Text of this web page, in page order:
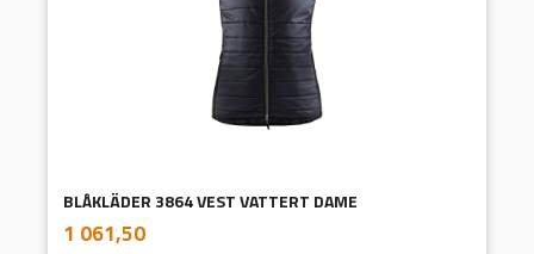
BLÅKLÄDER 3864 VEST VATTERT DAME
Pris
1 061,50mva.